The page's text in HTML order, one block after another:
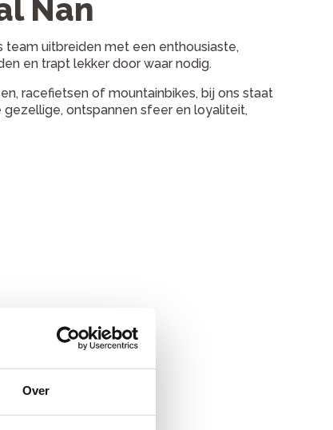
Over
Nan
team uitbreiden met een enthousiaste,
en trapt lekker door waar nodig.
racefietsen of mountainbikes, bij ons staat
gezellige, ontspannen sfeer en loyaliteit,